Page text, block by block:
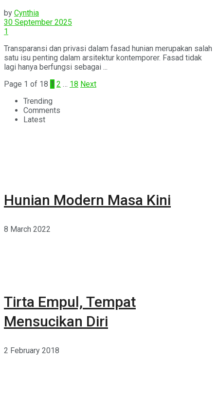
by Cynthia
30 September 2025
1
Transparansi dan privasi dalam fasad hunian merupakan salah
satu isu penting dalam arsitektur kontemporer. Fasad tidak
lagi hanya berfungsi sebagai ...
Page 1 of 18 1 2 … 18 Next
Trending
Comments
Latest
Hunian Modern Masa Kini
8 March 2022
Tirta Empul, Tempat
Mensucikan Diri
2 February 2018